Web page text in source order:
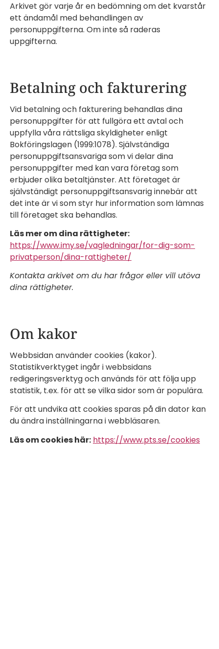
Arkivet gör varje år en bedömning om det kvarstår
ett ändamål med behandlingen av
personuppgifterna. Om inte så raderas
uppgifterna.
Betalning och fakturering
Vid betalning och fakturering behandlas dina
personuppgifter för att fullgöra ett avtal och
uppfylla våra rättsliga skyldigheter enligt
Bokföringslagen (1999:1078). Självständiga
personuppgiftsansvariga som vi delar dina
personuppgifter med kan vara företag som
erbjuder olika betaltjänster. Att företaget är
självständigt personuppgiftsansvarig innebär att
det inte är vi som styr hur information som lämnas
till företaget ska behandlas.
Läs mer om dina rättigheter:
https://www.imy.se/vagledningar/for-dig-som-
privatperson/dina-rattigheter/
Kontakta arkivet om du har frågor eller vill utöva
dina rättigheter.
Om kakor
Webbsidan använder cookies (kakor).
Statistikverktyget ingår i webbsidans
redigeringsverktyg och används för att följa upp
statistik, t.ex. för att se vilka sidor som är populära.
För att undvika att cookies sparas på din dator kan
du ändra inställningarna i webbläsaren.
Läs om cookies här: https://www.pts.se/cookies